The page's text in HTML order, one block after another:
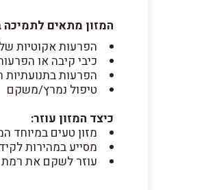
המזון מתאים
הפרעות אקוטיות
כיבי קיבה או
הפרעות בתנועתיות
טיפול נמרץ/משקם
כיצד המזון עוזר:
מזון טעים במיוחד
מסייע במהירות
עוזר לשקם את רמת